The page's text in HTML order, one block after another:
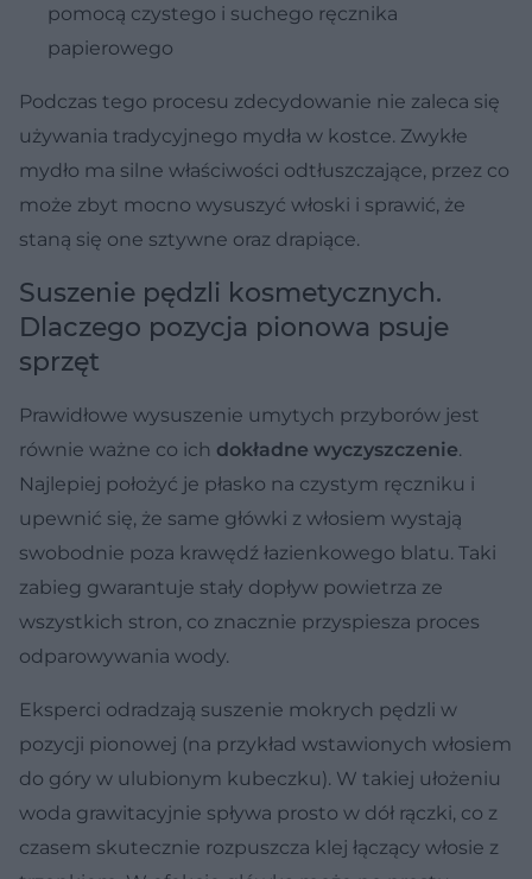
pomocą czystego i suchego ręcznika
papierowego
Podczas tego procesu zdecydowanie nie zaleca się
używania tradycyjnego mydła w kostce. Zwykłe
mydło ma silne właściwości odtłuszczające, przez co
może zbyt mocno wysuszyć włoski i sprawić, że
staną się one sztywne oraz drapiące.
Suszenie pędzli kosmetycznych.
Dlaczego pozycja pionowa psuje
sprzęt
Prawidłowe wysuszenie umytych przyborów jest
równie ważne co ich dokładne wyczyszczenie.
Najlepiej położyć je płasko na czystym ręczniku i
upewnić się, że same główki z włosiem wystają
swobodnie poza krawędź łazienkowego blatu. Taki
zabieg gwarantuje stały dopływ powietrza ze
wszystkich stron, co znacznie przyspiesza proces
odparowywania wody.
Eksperci odradzają suszenie mokrych pędzli w
pozycji pionowej (na przykład wstawionych włosiem
do góry w ulubionym kubeczku). W takiej ułożeniu
woda grawitacyjnie spływa prosto w dół rączki, co z
czasem skutecznie rozpuszcza klej łączący włosie z